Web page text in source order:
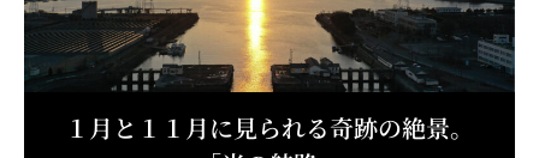
１月と１１月に見られる奇跡の絶景。